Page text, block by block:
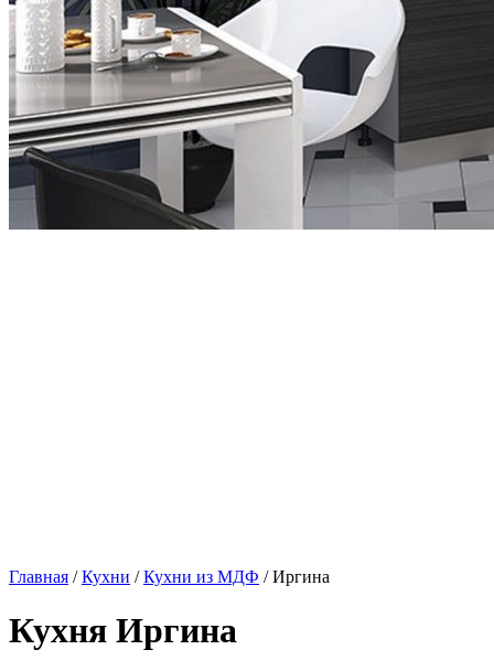
Главная /Кухни /Кухни из МДФ / Иргина
Кухня Иргина